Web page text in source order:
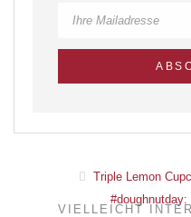
Triple Lemon
VIELLEICHT